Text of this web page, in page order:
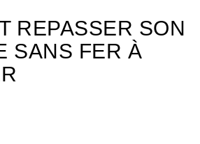
REPASSER SON
SANS FER À